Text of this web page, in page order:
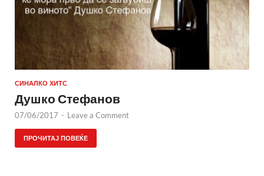
СИНАЛКО ХИТС
Душко Стефанов
07/06/2017 - Leave a Comment
ПРОЧИТАЈ ПОВЕЌЕ